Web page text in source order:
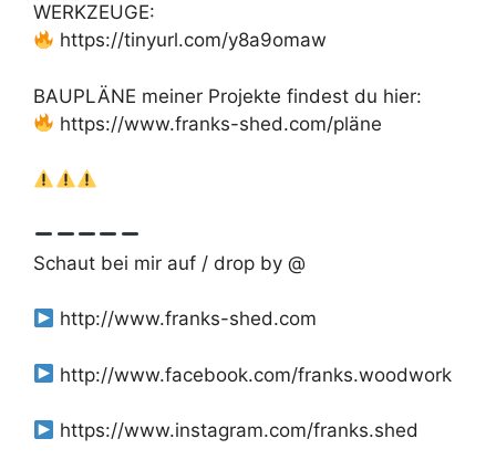
WERKZEUGE:
https://tinyurl.com/y8a9omaw
BAUPLÄNE meiner Projekte findest du hier:
https://www.franks-shed.com/pläne
Schaut bei mir auf / drop by @
http://www.franks-shed.com
http://www.facebook.com/franks.woodwork
https://www.instagram.com/franks.shed